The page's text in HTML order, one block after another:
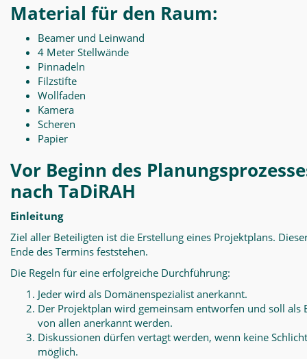
Material für den Raum:
Beamer und Leinwand
4 Meter Stellwände
Pinnadeln
Filzstifte
Wollfaden
Kamera
Scheren
Papier
Vor Beginn des
nach TaDiRAH
Einleitung
Ziel aller Beteiligten ist die Erstellung eines Projektplans.
Ende des Termins feststehen.
Die Regeln für eine erfolgreiche Durchführung:
Jeder wird als Domänenspezialist anerkannt.
Der Projektplan wird gemeinsam entworfen und soll als
von allen anerkannt werden.
Diskussionen dürfen vertagt werden, wenn keine
möglich.